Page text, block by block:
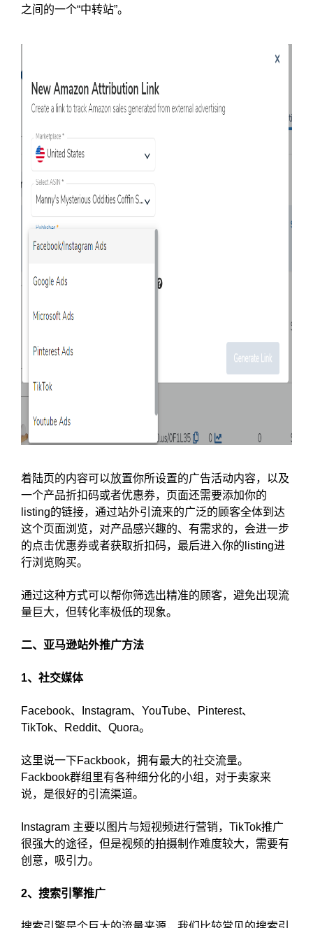
之间的一个“中转站”。
着陆页的内容可以放置你所设置的广告活动内容，以及
一个产品折扣码或者优惠券，页面还需要添加你的
listing的链接，通过站外引流来的广泛的顾客全体到达
这个页面浏览，对产品感兴趣的、有需求的，会进一步
的点击优惠券或者获取折扣码，最后进入你的listing进
行浏览购买。
通过这种方式可以帮你筛选出精准的顾客，避免出现流
量巨大，但转化率极低的现象。
二、亚马逊站外推广方法
1、社交媒体
Facebook、Instagram、YouTube、Pinterest、
TikTok、Reddit、Quora。
这里说一下Fackbook，拥有最大的社交流量。
Fackbook群组里有各种细分化的小组，对于卖家来
说，是很好的引流渠道。
Instagram 主要以图片与短视频进行营销，TikTok推广
很强大的途径，但是视频的拍摄制作难度较大，需要有
创意，吸引力。
2、搜索引擎推广